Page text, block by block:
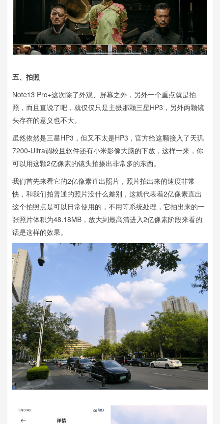
五、拍照
Note13 Pro+这次除了外观、屏幕之外，另外一个重点就是拍
照，而且直说了吧，就仅仅只是主摄那颗三星HP3，另外两颗镜
头存在的意义也不大。
虽然依然是三星HP3，但又不太是HP3，官方给这颗接入了天玑
7200-Ultra调校且软件还有小米影像大脑的下放，这样一来，你
可以用这颗2亿像素的镜头拍摄出非常多的东西。
我们首先来看它的2亿像素直出照片，照片拍出来的速度非常
快，和我们拍普通的照片没什么差别，这就代表着2亿像素直出
这个拍照点是可以日常使用的，不用等系统处理，它拍出来的一
张照片体积为48.18MB，放大到最高清进入2亿像素阶段来看的
话是这样的效果。